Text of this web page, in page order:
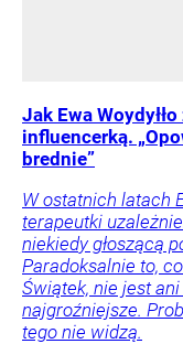
Jak Ewa
influencerką.
brednie”
W ostatnich latach
terapeutki
niekiedy głoszącą
Paradoksalnie to,
Świątek, nie jest
najgroźniejsze.
tego nie widzą.